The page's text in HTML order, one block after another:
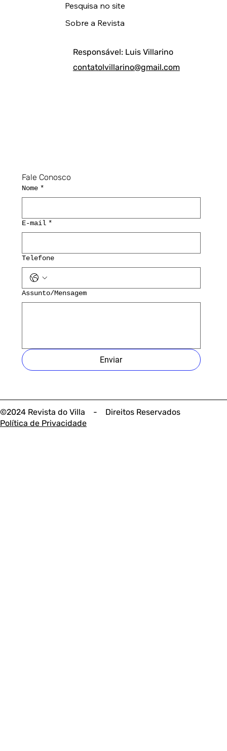
©2024 Revista do Villa - Direitos Reservados
Política de Privacidade
Fale Conosco
Nome *
E-mail *
Telefone
Assunto/Mensagem
Enviar
Responsável: Luis Villarino
contatolvillarino@gmail.com
Pesquisa no site
Sobre a Revista